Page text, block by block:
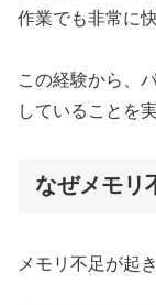
作業でも非常に
この経験から、
していることを
なぜメモリ
メモリ不足が起